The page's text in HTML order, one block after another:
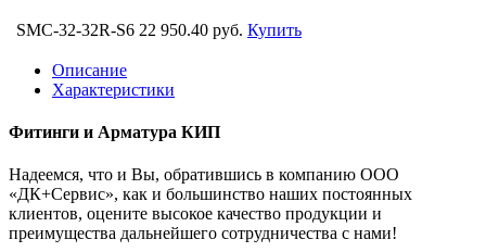
SMC-32-32R-S6 22 950.40 руб. Купить
Описание
Характеристики
Фитинги и Арматура КИП
Надеемся, что и Вы, обратившись в компанию ООО
«ДК+Сервис», как и большинство наших постоянных
клиентов, оцените высокое качество продукции и
преимущества дальнейшего сотрудничества с нами!